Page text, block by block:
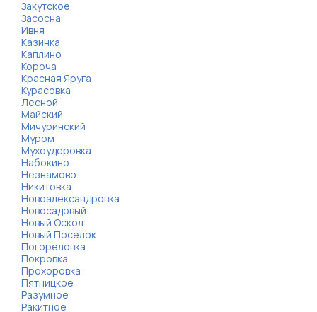
Закутское
Засосна
Ивня
Казинка
Каплино
Короча
Красная Яруга
Курасовка
Лесной
Майский
Мичуринский
Муром
Мухоудеровка
Набокино
Незнамово
Никитовка
Новоалександровка
Новосадовый
Новый Оскол
Новый Поселок
Погореловка
Покровка
Прохоровка
Пятницкое
Разумное
Ракитное